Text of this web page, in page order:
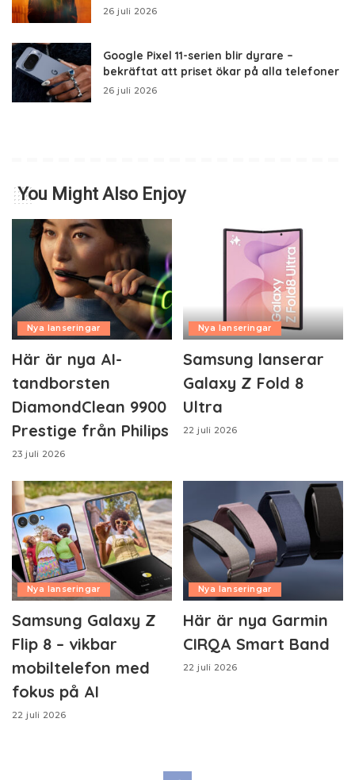
26 juli 2026
Google Pixel 11-serien blir dyrare –
bekräftat att priset ökar på alla telefoner
26 juli 2026
You Might Also Enjoy
Nya lanseringar
Här är nya AI-
tandborsten
DiamondClean 9900
Prestige från Philips
23 juli 2026
Nya lanseringar
Samsung lanserar
Galaxy Z Fold 8
Ultra
22 juli 2026
Nya lanseringar
Samsung Galaxy Z
Flip 8 – vikbar
mobiltelefon med
fokus på AI
22 juli 2026
Nya lanseringar
Här är nya Garmin
CIRQA Smart Band
22 juli 2026